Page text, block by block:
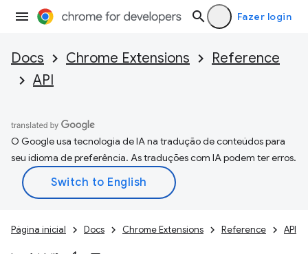
Fazer login
Docs Chrome Extensions
Reference
API
O Google usa tecnologia de IA na tradução de conteúdos para
seu idioma de preferência. As traduções com IA podem ter erros.
Página inicial Docs Chrome Extensions Reference API